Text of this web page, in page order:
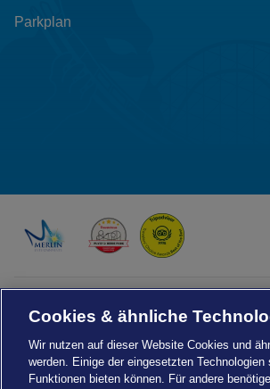
Parkplan
TM & © 2026 Columbia Pictures Industries, Inc. All
© Heide Park Resort 2026, alle Rechte
Cookies & ähnliche
Wir nutzen auf dieser Website Cookies und
werden. Einige der eingesetzten
Funktionen bieten können. Für andere